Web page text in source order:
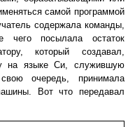
самой программой
содержала команды,
чего посылала остаток
который создавал,
на языке Си, служившую
очередь, принимала
Вот что передавал